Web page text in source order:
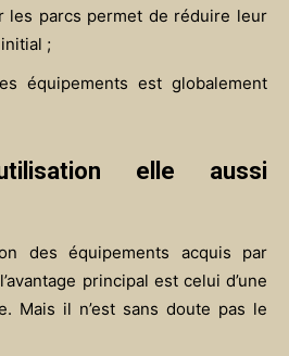
les parcs permet de réduire leur
;
équipements est globalement
elle aussi
des équipements acquis par
principal est celui d’une
Mais il n’est sans doute pas le